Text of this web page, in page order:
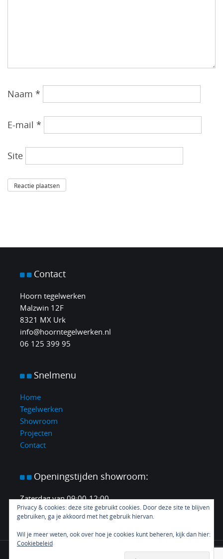
Naam *
E-mail *
Site
Contact
Hoorn tegelwerken
Malzwin 12F
8321 MX Urk
info@hoorntegelwerken.nl
06 125 399 95
Snelmenu
Home
Tegelwerken
Showroom
Projecten
Contact
Openingstijden showroom:
Zaterdag van 09:00-12:00.
En elke middag en avond op afspraak.
Copyright ©
Privacy & cookies: deze site gebruikt cookies. Door deze site te blijven
gebruiken, ga je akkoord met het gebruik hiervan.
Wil je meer weten, ook over hoe je cookies kunt beheren, kijk dan hier:
Cookiebeleid